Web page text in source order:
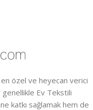
en özel ve heyecan verici
Ev Tekstili
katkı sağlamak hem de